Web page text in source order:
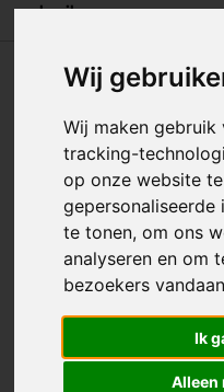
Wij
Wij maken gebruik
tracking-
op onze website
te tonen, om ons
analyseren en om
bezoekers
Ik
Alleen
gebruik
Godiva
gebruik
Artikelnummer: 120337